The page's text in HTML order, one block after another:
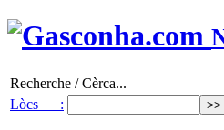
Recherche / Cèrca...
Lòcs :